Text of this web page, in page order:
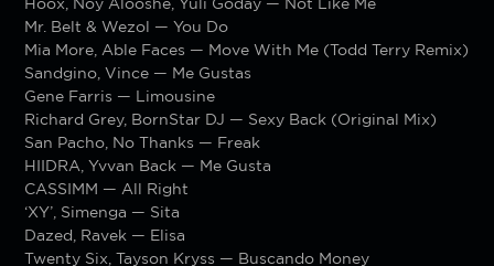
Mr. Belt & Wezol — You Do
Mia More, Able Faces — Move With Me (Todd Terry Remix)
Sandgino, Vince — Me Gustas
Gene Farris — Limousine
Richard Grey, BornStar DJ — Sexy Back (Original Mix)
San Pacho, No Thanks — Freak
HIIDRA, Yvvan Back — Me Gusta
CASSIMM — All Right
‘XY’, Simenga — Sita
Dazed, Ravek — Elisa
Twenty Six, Tayson Kryss — Buscando Money